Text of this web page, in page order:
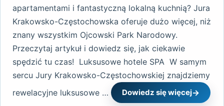
apartamentami i fantastyczną lokalną kuchnią? Jura
Krakowsko-Częstochowska oferuje dużo więcej, niż
znany wszystkim Ojcowski Park Narodowy.
Przeczytaj artykuł i dowiedz się, jak ciekawie
spędzić tu czas! Luksusowe hotele SPA W samym
sercu Jury Krakowsko-Częstochowskiej znajdziemy
rewelacyjne luksusowe …
Dowiedz się więcej